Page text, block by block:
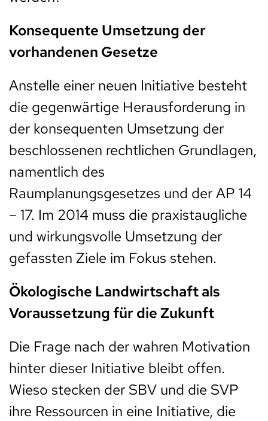
Konsequente Umsetzung der
vorhandenen Gesetze
Anstelle einer neuen Initiative besteht
die gegenwärtige Herausforderung in
der konsequenten Umsetzung der
beschlossenen rechtlichen Grundlagen,
namentlich des
Raumplanungsgesetzes und der AP 14
– 17. Im 2014 muss die praxistaugliche
und wirkungsvolle Umsetzung der
gefassten Ziele im Fokus stehen.
Ökologische Landwirtschaft als
Voraussetzung für die Zukunft
Die Frage nach der wahren Motivation
hinter dieser Initiative bleibt offen.
Wieso stecken der SBV und die SVP
ihre Ressourcen in eine Initiative, die